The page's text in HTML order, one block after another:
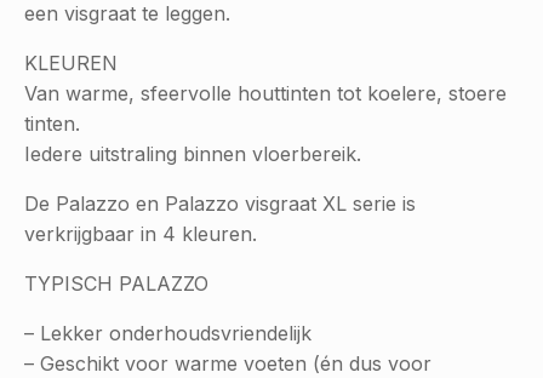
een visgraat te leggen.
KLEUREN
Van warme, sfeervolle houttinten tot koelere, stoere
tinten.
Iedere uitstraling binnen vloerbereik.
De Palazzo en Palazzo visgraat XL serie is
verkrijgbaar in 4 kleuren.
TYPISCH PALAZZO
– Lekker onderhoudsvriendelijk
– Geschikt voor warme voeten (én dus voor